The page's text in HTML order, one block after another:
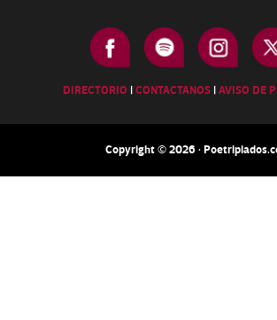
DIRECTORIO |CONTACTANOS |AVISO DE
Copyright © 2026 ·